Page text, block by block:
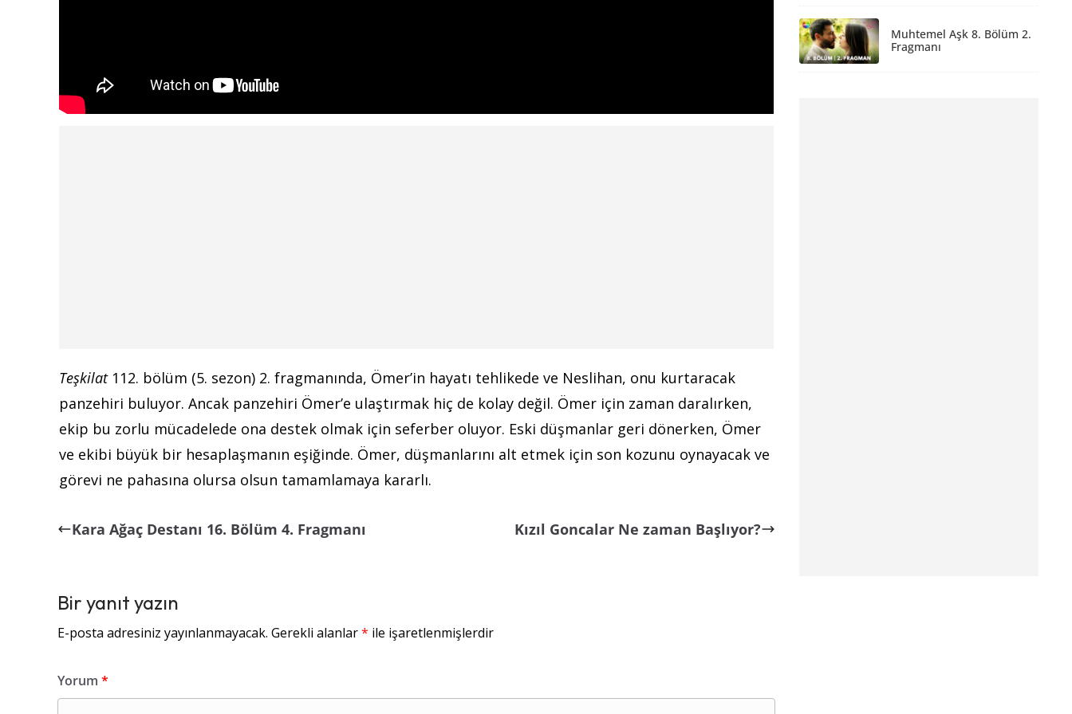
Teşkilat112. bölüm (5. sezon) 2. fragmanında, Ömer’in hayatı tehlikede ve Neslihan, onu kurtaracak
panzehiri buluyor. Ancak panzehiri Ömer’e ulaştırmak hiç de kolay değil. Ömer için zaman daralırken,
ekip bu zorlu mücadelede ona destek olmak için seferber oluyor. Eski düşmanlar geri dönerken, Ömer
ve ekibi büyük bir hesaplaşmanın eşiğinde. Ömer, düşmanlarını alt etmek için son kozunu oynayacak ve
görevi ne pahasına olursa olsun tamamlamaya kararlı.
Kara Ağaç Destanı 16. Bölüm 4. Fragmanı Kızıl Goncalar Ne zaman Başlıyor?
Bir yanıt yazın
E-posta adresiniz yayınlanmayacak. Gerekli alanlar* ile işaretlenmişlerdir
Yorum *
Muhtemel Aşk 8. Bölüm 2.
Fragmanı